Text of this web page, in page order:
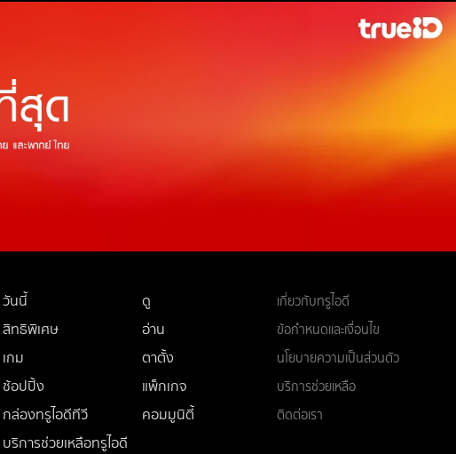
วันนี้
ดู
สิทธิพิเศษ
อ่าน
เกม
ตาตั้ง
ช้อปปิ้ง
แพ็กเกจ
กล่องทรูไอดีทีวี
คอมมูนิตี้
บริการช่วยเหลือทรูไอดี
เกี่ยวกับทรูไอดี
ข้อกำหนดและเงื่อนไข
นโยบายความเป็นส่วนตัว
บริการช่วยเหลือ
ติดต่อเรา